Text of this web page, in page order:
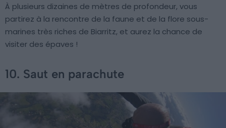
À plusieurs dizaines de mètres de profondeur, vous
partirez à la rencontre de la faune et de la flore sous-
marines très riches de Biarritz, et aurez la chance de
visiter des épaves !
10. Saut en parachute